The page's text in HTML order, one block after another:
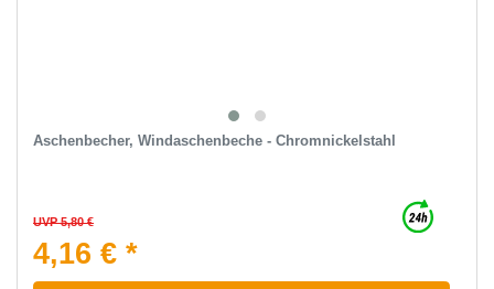
Aschenbecher, Windaschenbeche - Chromnickelstahl
UVP 5,80 €
4,16 € *